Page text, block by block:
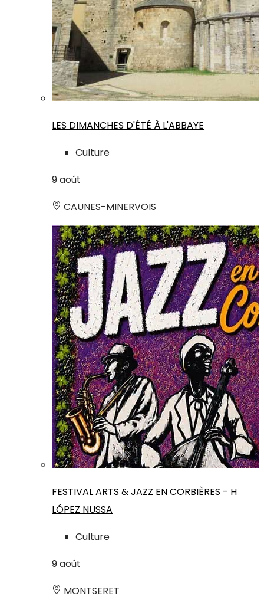
LES DIMANCHES D'ÉTÉ À L'ABBAYE
Culture
9août
CAUNES-MINERVOIS
FESTIVAL ARTS & JAZZ EN CORBIÈRES - H
LÓPEZ NUSSA
Culture
9août
MONTSERET